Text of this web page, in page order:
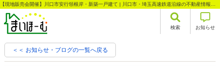
検索 お知らせ
＜＜ お知らせ・ブログの一覧へ戻る